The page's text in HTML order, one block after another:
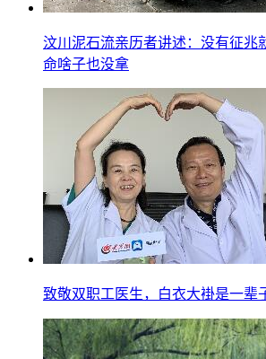
汶川泥石流亲历者讲述：没有征兆
命啥子也没拿
致敬双职工医生，白衣大褂是一辈